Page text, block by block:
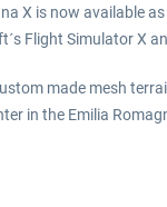
X is now available
Flight Simulator X
made mesh
in the Emilia